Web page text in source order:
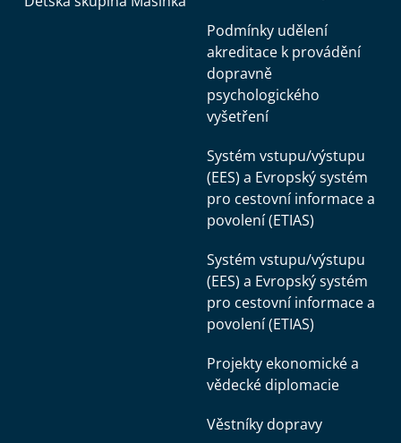
Podmínky udělení
akreditace k provádění
dopravně
psychologického
vyšetření
Systém vstupu/výstupu
(EES) a Evropský systém
pro cestovní informace a
povolení (ETIAS)
Systém vstupu/výstupu
(EES) a Evropský systém
pro cestovní informace a
povolení (ETIAS)
Projekty ekonomické a
vědecké diplomacie
Věstníky dopravy